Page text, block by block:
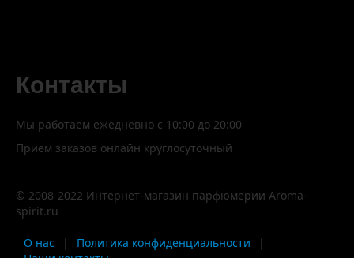
Контакты
Мы работаем ежедневно с 10:00 до 20:00
Прием заказов онлайн круглосуточный
© 2008-2022 Интернет-магазин парфюмерии Aroma-
spirit.ru
О нас | Политика конфиденциальности
|